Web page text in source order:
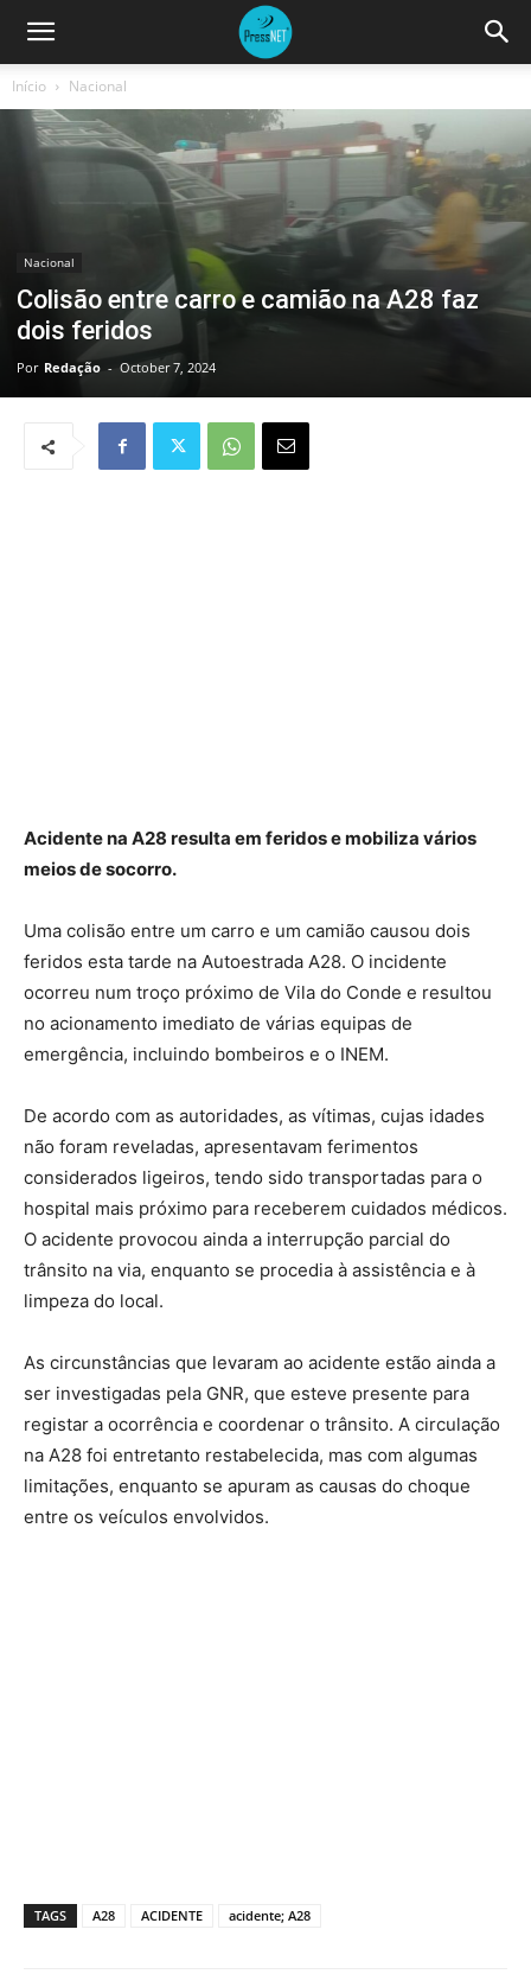
Início Nacional
Nacional
Colisão entre carro e camião na A28 faz
dois feridos
Por Redação - October 7, 2024
Acidente na A28 resulta em feridos e mobiliza vários
meios de socorro.
Uma colisão entre um carro e um camião causou dois
feridos esta tarde na Autoestrada A28. O incidente
ocorreu num troço próximo de Vila do Conde e resultou
no acionamento imediato de várias equipas de
emergência, incluindo bombeiros e o INEM.
De acordo com as autoridades, as vítimas, cujas idades
não foram reveladas, apresentavam ferimentos
considerados ligeiros, tendo sido transportadas para o
hospital mais próximo para receberem cuidados médicos.
O acidente provocou ainda a interrupção parcial do
trânsito na via, enquanto se procedia à assistência e à
limpeza do local.
As circunstâncias que levaram ao acidente estão ainda a
ser investigadas pela GNR, que esteve presente para
registar a ocorrência e coordenar o trânsito. A circulação
na A28 foi entretanto restabelecida, mas com algumas
limitações, enquanto se apuram as causas do choque
entre os veículos envolvidos.
TAGS A28 ACIDENTE acidente; A28